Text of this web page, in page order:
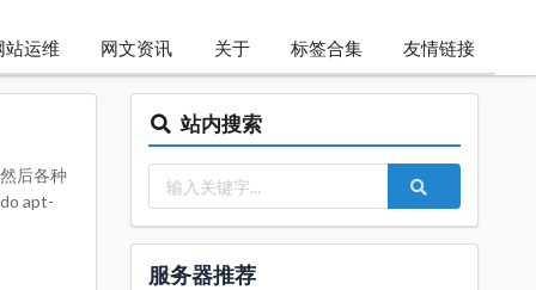
站运维 网文资讯 关于 标签合集 友情链接
后各种
apt-
站内搜索
服务器推荐